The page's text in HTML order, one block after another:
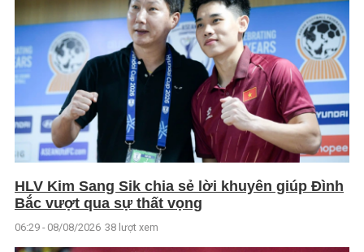
HLV Kim Sang Sik chia sẻ lời khuyên giúp Đình
Bắc vượt qua sự thất vọng
06:29 - 08/08/2026 38 lượt xem